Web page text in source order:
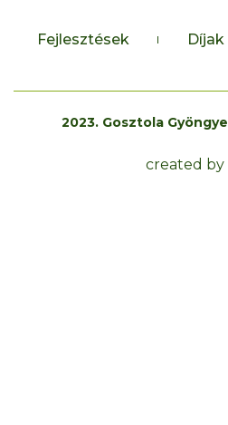
Fejlesztések Díjak
2023. Gosztola Gyöngye
created by